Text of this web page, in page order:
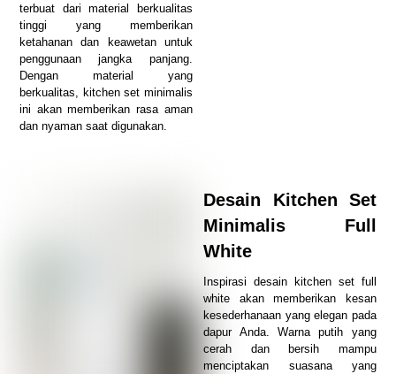
terbuat dari material berkualitas
tinggi yang memberikan
ketahanan dan keawetan untuk
penggunaan jangka panjang.
Dengan material yang
berkualitas, kitchen set minimalis
ini akan memberikan rasa aman
dan nyaman saat digunakan.
Desain Kitchen Set
Minimalis Full
White
Inspirasi desain kitchen set full
white akan memberikan kesan
kesederhanaan yang elegan pada
dapur Anda. Warna putih yang
cerah dan bersih mampu
menciptakan suasana yang